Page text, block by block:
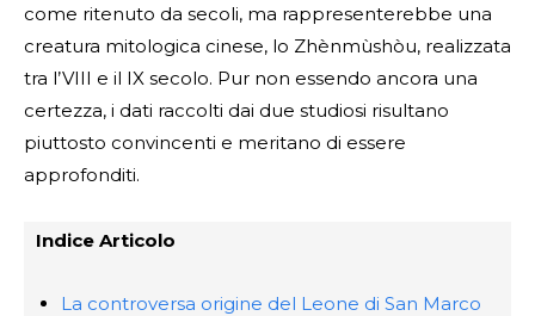
come ritenuto da secoli, ma rappresenterebbe una
creatura mitologica cinese, lo Zhènmùshòu, realizzata
tra l’VIII e il IX secolo. Pur non essendo ancora una
certezza, i dati raccolti dai due studiosi risultano
piuttosto convincenti e meritano di essere
approfonditi.
Indice Articolo
La controversa origine del Leone di San Marco